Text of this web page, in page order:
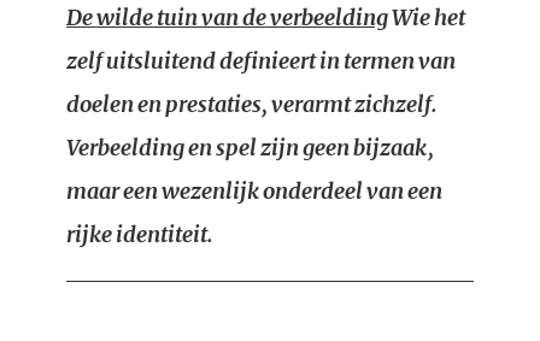
De wilde tuin van de verbeeldingWie het
zelf uitsluitend definieert in termen van
doelen en prestaties, verarmt zichzelf.
Verbeelding en spel zijn geen bijzaak,
maar een wezenlijk onderdeel van een
rijke identiteit.